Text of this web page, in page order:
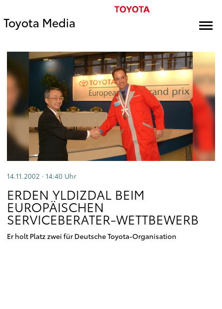
Toyota Media
14.11.2002 · 14:40 Uhr
ERDEN YLDIZDAL BEIM
EUROPÄISCHEN
SERVICEBERATER-WETTBEWERB
Er holt Platz zwei für Deutsche Toyota-Organisation